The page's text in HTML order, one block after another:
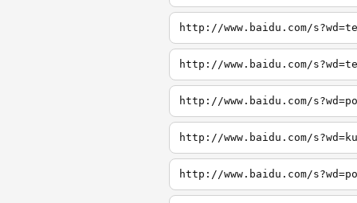
http://www.baidu.com/
http://www.baidu.com/
http://www.baidu.com/
http://www.baidu.com/
http://www.baidu.com/